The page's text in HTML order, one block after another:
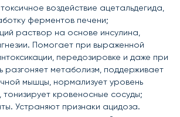
воздействие ацетальдегида,
ферментов печени;
раствор на основе инсулина,
Помогает при выраженной
передозировке и даже при
разгоняет метаболизм, поддерживает
мышцы, нормализует уровень
тонизирует кровеносные сосуды;
Устраняют признаки ацидоза.